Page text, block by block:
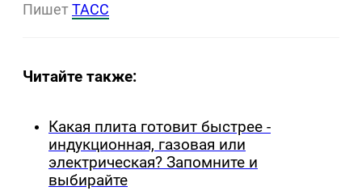
ПишетТАСС
Читайте также:
Какая плита готовит быстрее -
индукционная, газовая или
электрическая? Запомните и
выбирайте